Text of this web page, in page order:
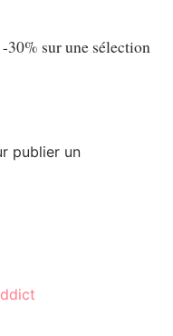
30% sur une sélection
publier un